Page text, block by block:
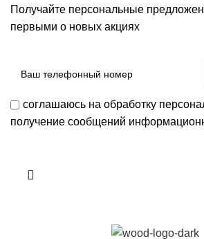
Получайте персональные
первыми о новых акциях
соглашаюсь на обработку
получение сообщений